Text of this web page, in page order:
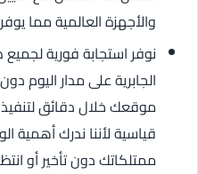
والأجهزة العالمية مما
نوفر استجابة فورية
الجابرية على مدار اليوم
موقعك خلال دقائق لتنفيذ
قياسية لأننا ندرك أهمية
ممتلكاتك دون تأخير أو